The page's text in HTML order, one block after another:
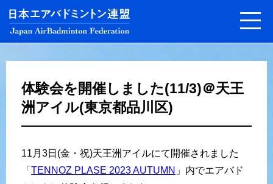
体験会を開催しました(11/3)＠天王
洲アイル(東京都品川区)
11月3日(金・祝)天王洲アイルにて開催されました
「 TENNOZ PLASE 2023 AUTUMN 」内でエアバド